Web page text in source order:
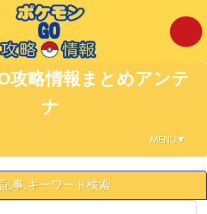
攻略情報まとめアンテ
ナ
MENU▼
記事,キーワード検索